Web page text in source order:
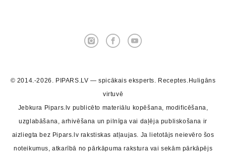
© 2014.-2026. PIPARS.LV — spicākais eksperts. Receptes.Huligāns
virtuvē
Jebkura Pipars.lv publicēto materiālu kopēšana, modificēšana,
uzglabāšana, arhivēšana un pilnīga vai daļēja publiskošana ir
aizliegta bez Pipars.lv rakstiskas atļaujas. Ja lietotājs neievēro šos
noteikumus, atkarībā no pārkāpuma rakstura vai sekām pārkāpējs